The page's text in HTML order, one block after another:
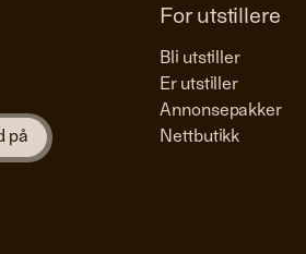
For utstillere
Bli utstiller
Er utstiller
Annonsepakker
Nettbutikk